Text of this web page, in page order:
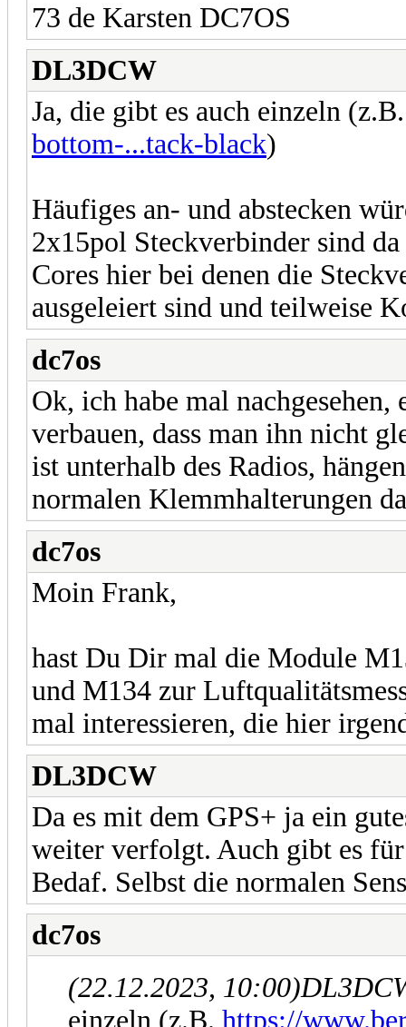
73 de Karsten DC7OS
DL3DCW
Ja, die gibt es auch einzeln
bottom-...tack-black)
Häufiges an- und abstecken
2x15pol Steckverbinder sind
Cores hier bei denen die
ausgeleiert sind und teilweise
dc7os
Ok, ich habe mal
verbauen, dass man ihn nicht
ist unterhalb des Radios,
normalen Klemmhalterungen
dc7os
Moin Frank,
hast Du Dir mal die Module
und M134 zur
mal interessieren, die hier
DL3DCW
Da es mit dem GPS+ ja ein
weiter verfolgt. Auch gibt es
Bedaf. Selbst die normalen
dc7os
(22.12.2023, 10:00)
einzeln (z.B. https://